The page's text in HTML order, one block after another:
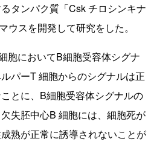
タンパク質「Csk チロシンキナ
ウスを開発して研究をした。
胞においてB細胞受容体シグナ
パーT 細胞からのシグナルは正
とに、B細胞受容体シグナルの
失胚中心B 細胞には、細胞死が
熟が正常に誘導されないことが